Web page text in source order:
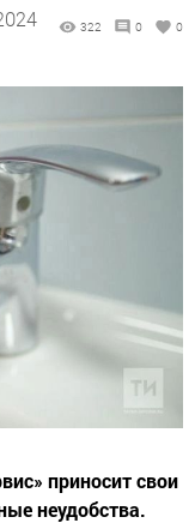
322 0 0
приносит свои
неудобства.